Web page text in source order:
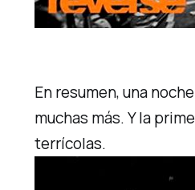
En resumen, una
muchas más. Y la
terrícolas.